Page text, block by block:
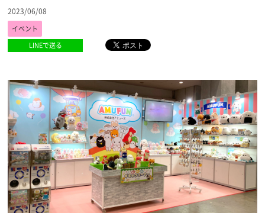
2023/06/08
イベント
LINEで送る